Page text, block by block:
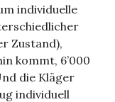
individuelle
Zustand),
kommt, 6’000
die Kläger
individuell